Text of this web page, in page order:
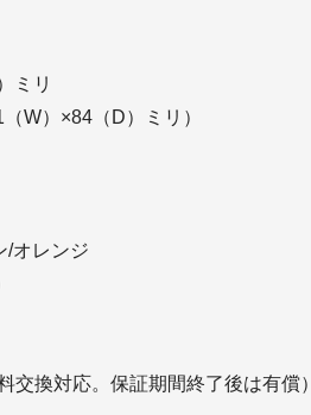
ミリ
W）×84（D）ミリ）
/オレンジ
換対応。保証期間終了後は有償）